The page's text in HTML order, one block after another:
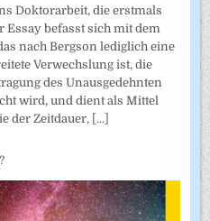
Doktorarbeit, die erstmals
Essay befasst sich mit dem
nach Bergson lediglich eine
Verwechslung ist, die
des Unausgedehnten
wird, und dient als Mittel
der Zeitdauer, [...]